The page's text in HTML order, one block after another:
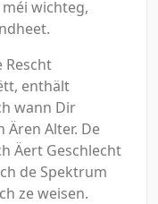
wichteg,
Rescht
enthält
wann Dir
Ären Alter. De
Äert Geschlecht
de Spektrum
ze weisen.